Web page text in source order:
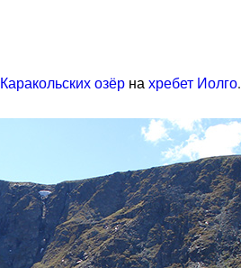
Каракольских озёрна хребет Иолго.